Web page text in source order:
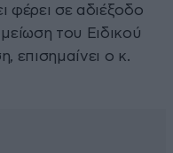
φέρει σε αδιέξοδο
μείωση του Ειδικού
επισημαίνει ο κ.